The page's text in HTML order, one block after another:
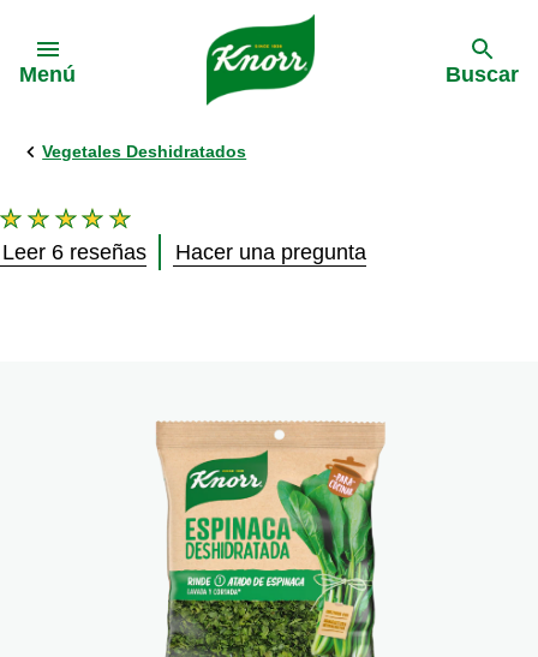
Menú Buscar
Vegetales Deshidratados
La
promedio
Leer 6 reseñas Hacer una pregunta